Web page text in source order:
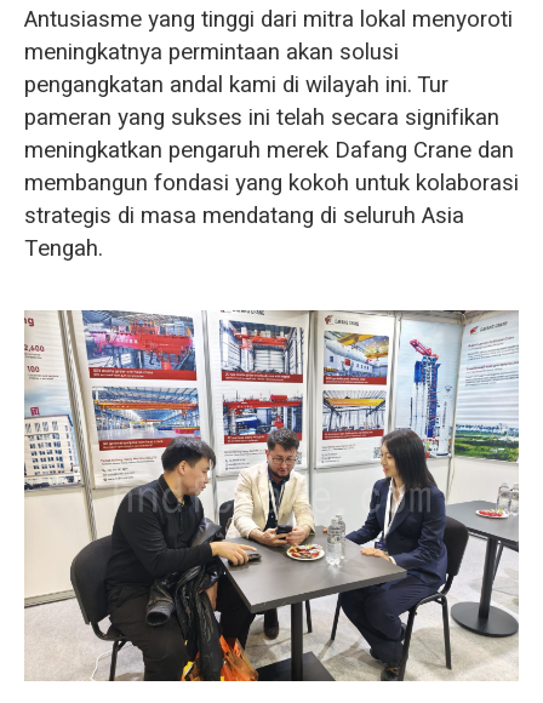
Antusiasme yang tinggi dari mitra lokal menyoroti
meningkatnya permintaan akan solusi
pengangkatan andal kami di wilayah ini. Tur
pameran yang sukses ini telah secara signifikan
meningkatkan pengaruh merek Dafang Crane dan
membangun fondasi yang kokoh untuk kolaborasi
strategis di masa mendatang di seluruh Asia
Tengah.